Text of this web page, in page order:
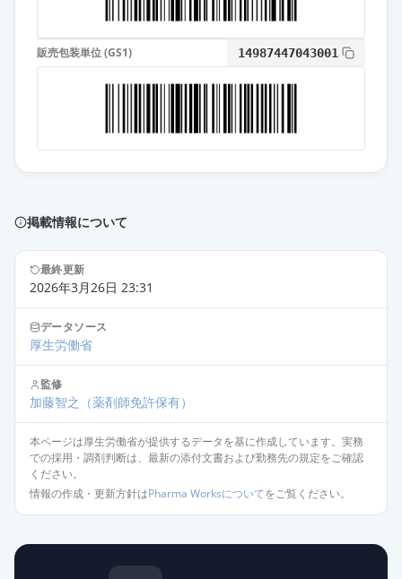
販売包装単位 (GS1) 14987447043001
掲載情報について
最終更新
2026年3月26日 23:31
データソース
厚生労働省
監修
加藤智之 （薬剤師免許保有）
本ページは厚生労働省が提供するデータを基に作成しています。実務
での採用・調剤判断は、最新の添付文書および勤務先の規定をご確認
ください。
情報の作成・更新方針はPharma Worksについてをご覧ください。